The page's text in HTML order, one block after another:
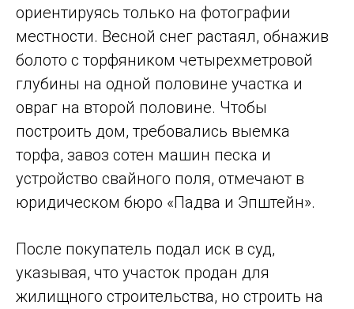
ориентируясь только на фотографии
местности. Весной снег растаял, обнажив
болото с торфяником четырехметровой
глубины на одной половине участка и
овраг на второй половине. Чтобы
построить дом, требовались выемка
торфа, завоз сотен машин песка и
устройство свайного поля, отмечают в
юридическом бюро «Падва и Эпштейн».
После покупатель подал иск в суд,
указывая, что участок продан для
жилищного строительства, но строить на